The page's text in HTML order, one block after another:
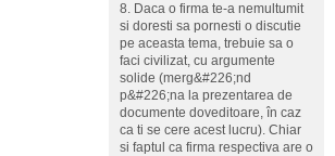
8. Daca o firma te-a nemultumit
si doresti sa pornesti o discutie
pe aceasta tema, trebuie sa o
faci civilizat, cu argumente
solide (merg&#226;nd
p&#226;na la prezentarea de
documente doveditoare, în caz
ca ti se cere acest lucru). Chiar
si faptul ca firma respectiva are o